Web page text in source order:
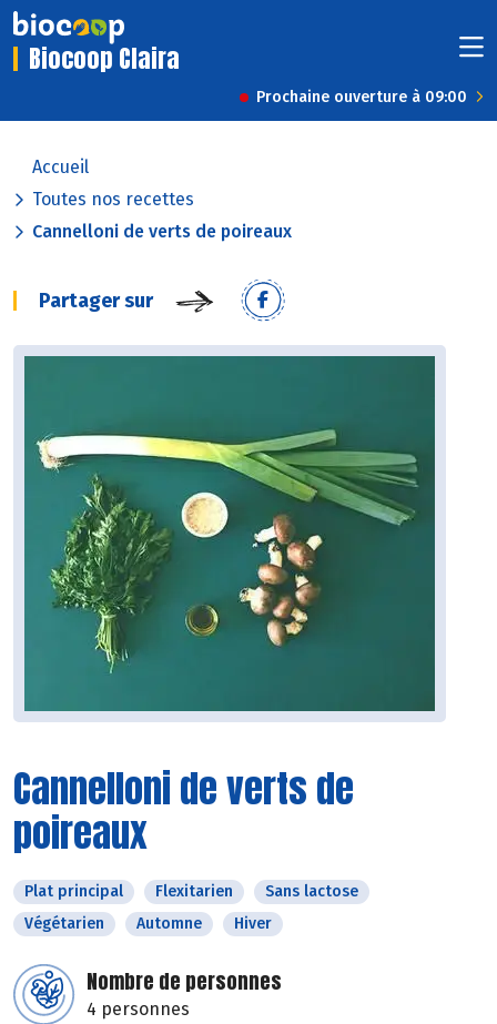
Biocoop Claira
Prochaine ouverture à 09:00
Accueil
Toutes nos recettes
Cannelloni de verts de poireaux
Partager sur
Cannelloni de verts de
poireaux
Plat principal Flexitarien
Sans lactose
Végétarien
Automne Hiver
Nombre de personnes
4 personnes